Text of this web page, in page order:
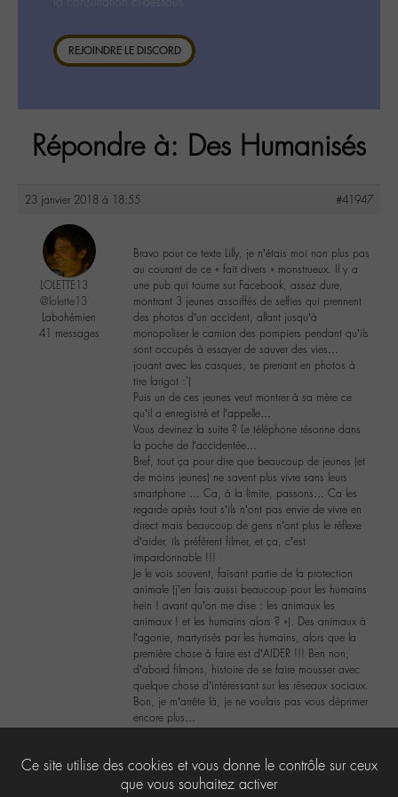
REJOINDRE LE DISCORD
Répondre à: Des Humanisés
23 janvier 2018 à 18:55 #41947
LOLETTE13
@lolette13
Labohémien
41 messages
Bravo pour ce texte Lilly, je n’étais moi non plus pas
au courant de ce « fait divers » monstrueux. Il y a
une pub qui tourne sur Facebook, assez dure,
montrant 3 jeunes assoiffés de selfies qui prennent
des photos d’un accident, allant jusqu’à
monopoliser le camion des pompiers pendant qu’ils
sont occupés à essayer de sauver des vies…
jouant avec les casques, se prenant en photos à
tire larigot :'(
Puis un de ces jeunes veut montrer à sa mère ce
qu’il a enregistré et l’appelle…
Vous devinez la suite ? Le téléphone résonne dans
la poche de l’accidentée…
Bref, tout ça pour dire que beaucoup de jeunes (et
de moins jeunes) ne savent plus vivre sans leurs
smartphone … Ca, à la limite, passons… Ca les
regarde après tout s’ils n’ont pas envie de vivre en
direct mais beaucoup de gens n’ont plus le réflexe
d’aider, ils préfèrent filmer, et ça, c’est
impardonnable !!!
Je le vois souvent, faisant partie de la protection
animale (j’en fais aussi beaucoup pour les humains
hein ! avant qu’on me dise : les animaux les
animaux ! et les humains alors ? »). Des animaux à
l’agonie, martyrisés par les humains, alors que la
première chose à faire est d’AIDER !!! Ben non,
d’abord filmons, histoire de se faire mousser avec
quelque chose d’intéressant sur les réseaux sociaux.
Bon, je m’arrête là, je ne voulais pas vous déprimer
encore plus…
Ce site utilise des cookies et vous donne le contrôle sur ceux
que vous souhaitez activer